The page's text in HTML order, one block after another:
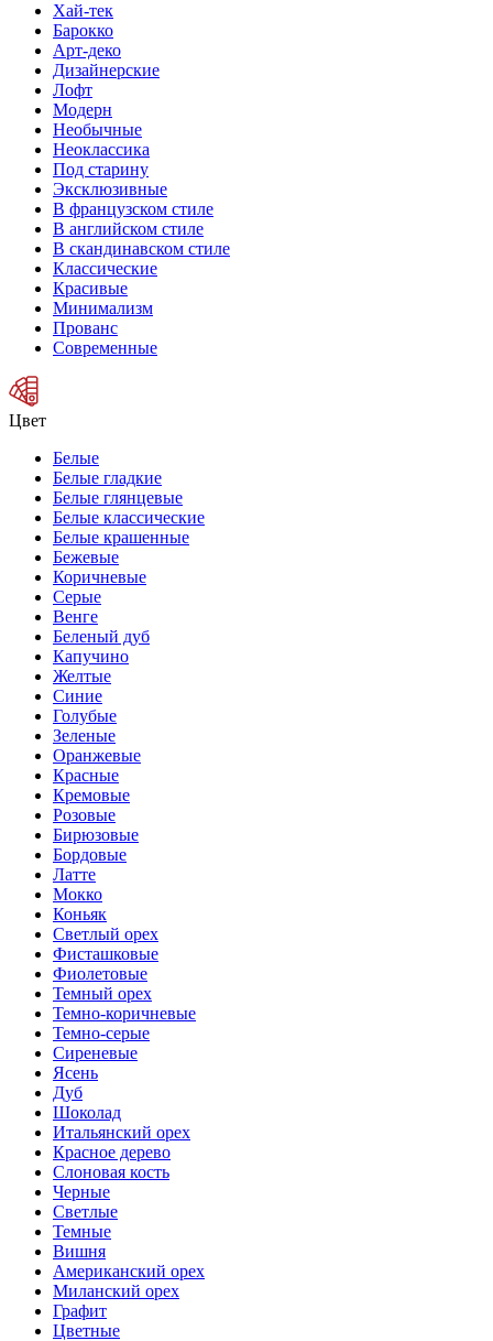
Хай-тек
Барокко
Арт-деко
Дизайнерские
Лофт
Модерн
Необычные
Неоклассика
Под старину
Эксклюзивные
В французском стиле
В английском стиле
В скандинавском стиле
Классические
Красивые
Минимализм
Прованс
Современные
Цвет
Белые
Белые гладкие
Белые глянцевые
Белые классические
Белые крашенные
Бежевые
Коричневые
Серые
Венге
Беленый дуб
Капучино
Желтые
Синие
Голубые
Зеленые
Оранжевые
Красные
Кремовые
Розовые
Бирюзовые
Бордовые
Латте
Мокко
Коньяк
Светлый орех
Фисташковые
Фиолетовые
Темный орех
Темно-коричневые
Темно-серые
Сиреневые
Ясень
Дуб
Шоколад
Итальянский орех
Красное дерево
Слоновая кость
Черные
Светлые
Темные
Вишня
Американский орех
Миланский орех
Графит
Цветные